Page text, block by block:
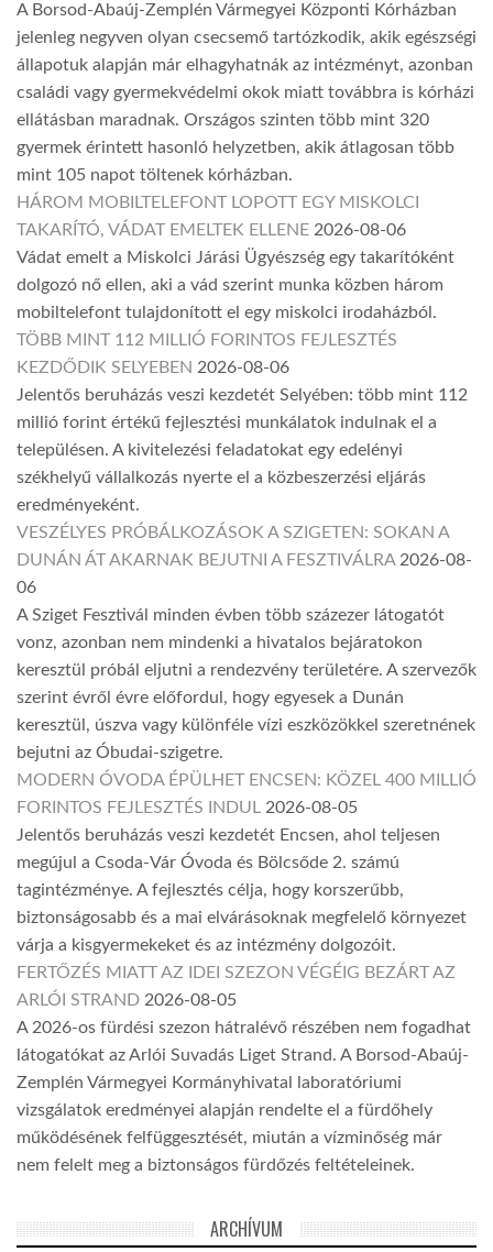
A Borsod-Abaúj-Zemplén Vármegyei Központi Kórházban
jelenleg negyven olyan csecsemő tartózkodik, akik egészségi
állapotuk alapján már elhagyhatnák az intézményt, azonban
családi vagy gyermekvédelmi okok miatt továbbra is kórházi
ellátásban maradnak. Országos szinten több mint 320
gyermek érintett hasonló helyzetben, akik átlagosan több
mint 105 napot töltenek kórházban.
HÁROM MOBILTELEFONT LOPOTT EGY MISKOLCI
TAKARÍTÓ, VÁDAT EMELTEK ELLENE 2026-08-06
Vádat emelt a Miskolci Járási Ügyészség egy takarítóként
dolgozó nő ellen, aki a vád szerint munka közben három
mobiltelefont tulajdonított el egy miskolci irodaházból.
TÖBB MINT 112 MILLIÓ FORINTOS FEJLESZTÉS
KEZDŐDIK SELYEBEN 2026-08-06
Jelentős beruházás veszi kezdetét Selyében: több mint 112
millió forint értékű fejlesztési munkálatok indulnak el a
településen. A kivitelezési feladatokat egy edelényi
székhelyű vállalkozás nyerte el a közbeszerzési eljárás
eredményeként.
VESZÉLYES PRÓBÁLKOZÁSOK A SZIGETEN: SOKAN A
DUNÁN ÁT AKARNAK BEJUTNI A FESZTIVÁLRA 2026-08-
06
A Sziget Fesztivál minden évben több százezer látogatót
vonz, azonban nem mindenki a hivatalos bejáratokon
keresztül próbál eljutni a rendezvény területére. A szervezők
szerint évről évre előfordul, hogy egyesek a Dunán
keresztül, úszva vagy különféle vízi eszközökkel szeretnének
bejutni az Óbudai-szigetre.
MODERN ÓVODA ÉPÜLHET ENCSEN: KÖZEL 400 MILLIÓ
FORINTOS FEJLESZTÉS INDUL 2026-08-05
Jelentős beruházás veszi kezdetét Encsen, ahol teljesen
megújul a Csoda-Vár Óvoda és Bölcsőde 2. számú
tagintézménye. A fejlesztés célja, hogy korszerűbb,
biztonságosabb és a mai elvárásoknak megfelelő környezet
várja a kisgyermekeket és az intézmény dolgozóit.
FERTŐZÉS MIATT AZ IDEI SZEZON VÉGÉIG BEZÁRT AZ
ARLÓI STRAND 2026-08-05
A 2026-os fürdési szezon hátralévő részében nem fogadhat
látogatókat az Arlói Suvadás Liget Strand. A Borsod-Abaúj-
Zemplén Vármegyei Kormányhivatal laboratóriumi
vizsgálatok eredményei alapján rendelte el a fürdőhely
működésének felfüggesztését, miután a vízminőség már
nem felelt meg a biztonságos fürdőzés feltételeinek.
ARCHÍVUM